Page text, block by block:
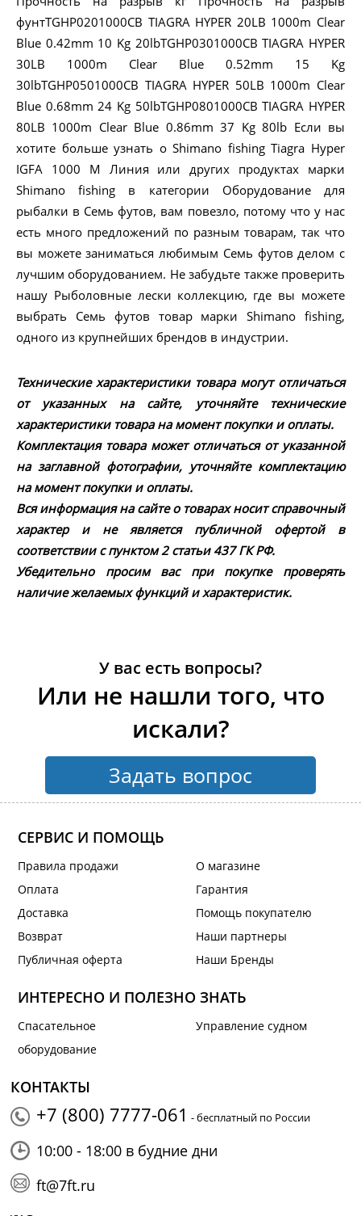
фунтTGHP0201000CB TIAGRA HYPER 20LB 1000m Clear
Blue 0.42mm 10 Kg 20lbTGHP0301000CB TIAGRA HYPER
30LB 1000m Clear Blue 0.52mm 15 Kg
30lbTGHP0501000CB TIAGRA HYPER 50LB 1000m Clear
Blue 0.68mm 24 Kg 50lbTGHP0801000CB TIAGRA HYPER
80LB 1000m Clear Blue 0.86mm 37 Kg 80lb Если вы
хотите больше узнать о Shimano fishing Tiagra Hyper
IGFA 1000 M Линия или других продуктах марки
Shimano fishing в категории Оборудование для
рыбалки в Семь футов, вам повезло, потому что у нас
есть много предложений по разным товарам, так что
вы можете заниматься любимым Семь футов делом с
лучшим оборудованием. Не забудьте также проверить
нашу Рыболовные лески коллекцию, где вы можете
выбрать Семь футов товар марки Shimano fishing,
одного из крупнейших брендов в индустрии.
Технические характеристики товара могут отличаться
от указанных на сайте, уточняйте технические
характеристики товара на момент покупки и оплаты.
Комплектация товара может отличаться от указанной
на заглавной фотографии, уточняйте комплектацию
на момент покупки и оплаты.
Вся информация на сайте о товарах носит справочный
характер и не является публичной офертой в
соответствии с пунктом 2 статьи 437 ГК РФ.
Убедительно просим вас при покупке проверять
наличие желаемых функций и характеристик.
У вас есть вопросы?
Или не нашли того, что
искали?
Задать вопрос
СЕРВИС И ПОМОЩЬ
Правила продажи
Оплата
Доставка
Возврат
Публичная оферта
О магазине
Гарантия
Помощь покупателю
Наши партнеры
Наши Бренды
ИНТЕРЕСНО И ПОЛЕЗНО ЗНАТЬ
Спасательное
оборудование
Управление судном
КОНТАКТЫ
+7 (800) 7777-061 - бесплатный по России
10:00 - 18:00 в будние дни
ft@7ft.ru